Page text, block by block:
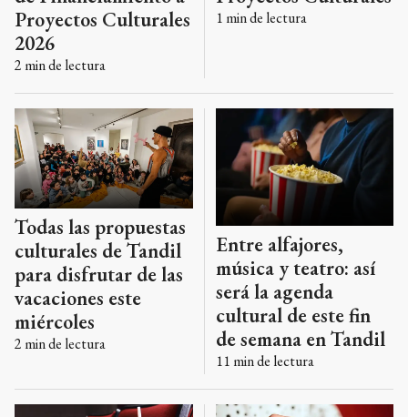
Proyectos Culturales
2026
2 min de lectura
1 min de lectura
Todas las propuestas
culturales de Tandil
para disfrutar de las
vacaciones este
miércoles
2 min de lectura
Entre alfajores,
música y teatro: así
será la agenda
cultural de este fin
de semana en Tandil
11 min de lectura